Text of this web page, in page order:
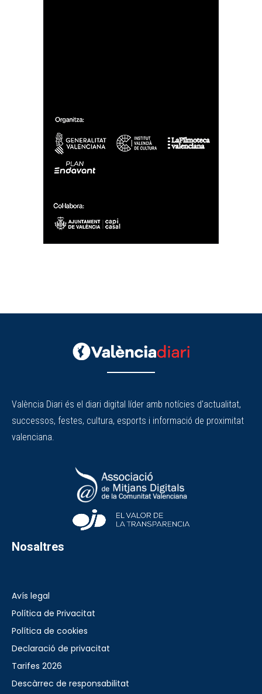
València Diari és el diari digital líder amb notícies d'actualitat,
successos, festes, cultura, esports i informació de proximitat
valenciana.
Nosaltres
Avís legal
Política de Privacitat
Política de cookies
Declaració de privacitat
Tarifes 2026
Descàrrec de responsabilitat